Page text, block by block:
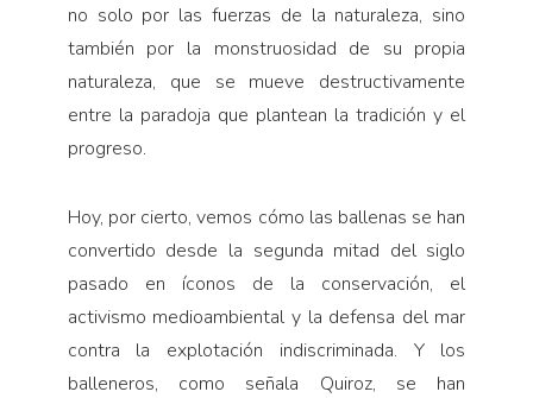
no solo por las fuerzas de la naturaleza, sino
también por la monstruosidad de su propia
naturaleza, que se mueve destructivamente
entre la paradoja que plantean la tradición y el
progreso.
Hoy, por cierto, vemos cómo las ballenas se han
convertido desde la segunda mitad del siglo
pasado en íconos de la conservación, el
activismo medioambiental y la defensa del mar
contra la explotación indiscriminada. Y los
balleneros, como señala Quiroz, se han